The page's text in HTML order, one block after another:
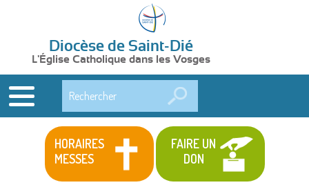
Diocèse de Saint-Dié
L'Église Catholique dans les Vosges
HORAIRES
MESSES
FAIRE UN
DON